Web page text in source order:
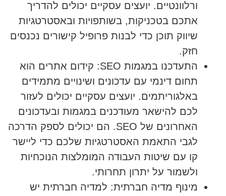
ורלוונטיים. יועצים עסקיים יכולים להדריך
אתכם בטכניקות, בשותפויות ובאסטרטגיות
שיווק תוכן כדי לבנות פרופיל קישורים נכנסים
חזק.
התעדכנו במגמות SEO:
קידום אתרים הוא
תחום דינמי עם עדכונים ושינויים מתמידים
באלגוריתמים. יועצים עסקיים יכולים לעזור
לכם להישאר מעודכנים במגמות ובעדכונים
האחרונים של SEO. הם יכולים לספק הדרכה
לגבי התאמת האסטרטגיות שלכם כדי ליישר
קו עם שיטות העבודה המומלצות הנוכחיות
ולשמור על יתרון תחרותי.
מינוף מדיה חברתית:למדיה חברתית יש